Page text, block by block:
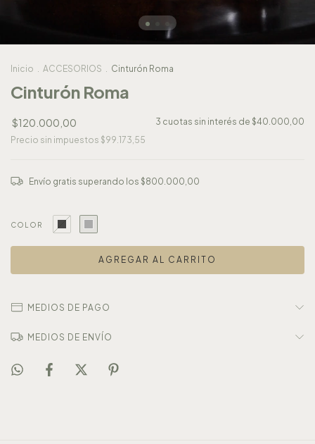
Inicio . ACCESORIOS . Cinturón Roma
Cinturón Roma
$120.000,00 3 cuotas sin interés de $40.000,00
Precio sin impuestos $99.173,55
Envío gratis superando los $800.000,00
COLOR
MEDIOS DE PAGO
MEDIOS DE ENVÍO